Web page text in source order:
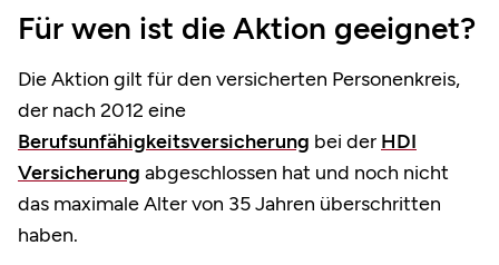
Für wen ist die Aktion geeignet?
Die Aktion gilt für den versicherten Personenkreis,
der nach 2012 eine
Berufsunfähigkeitsversicherung bei der HDI
Versicherung abgeschlossen hat und noch nicht
das maximale Alter von 35 Jahren überschritten
haben.